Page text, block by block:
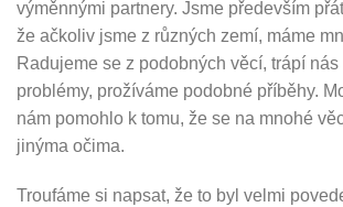
výměnnými partnery. Jsme především
že ačkoliv jsme z různých zemí, máme
Radujeme se z podobných věcí, trápí nás
problémy, prožíváme podobné příběhy.
nám pomohlo k tomu, že se na mnohé
jinýma očima.
Troufáme si napsat, že to byl velmi